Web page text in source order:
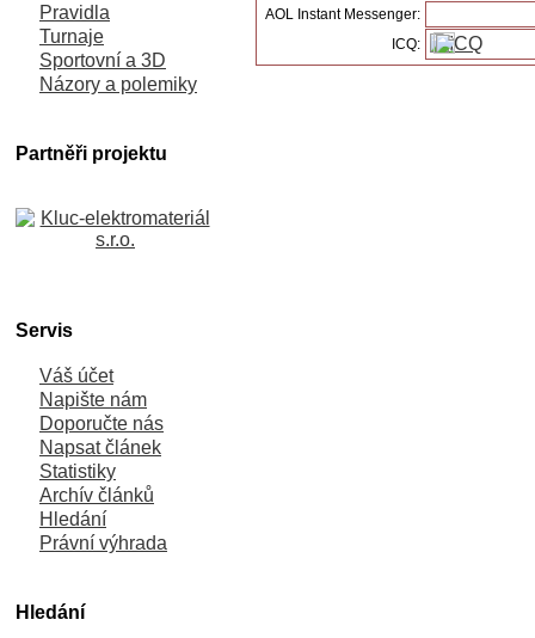
Pravidla
Turnaje
Sportovní a 3D
Názory a polemiky
Partněři projektu
Servis
Váš účet
Napište nám
Doporučte nás
Napsat článek
Statistiky
Archív článků
Hledání
Právní výhrada
Hledání
AOL Instant Messenger:
ICQ: